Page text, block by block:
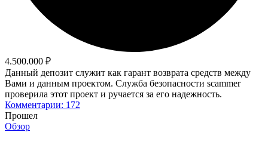
4.500.000 ₽
Данный депозит служит как гарант возврата средств между
Вами и данным проектом. Служба безопасности scammer
проверила этот проект и ручается за его надежность.
Комментарии: 172
Прошел
Обзор